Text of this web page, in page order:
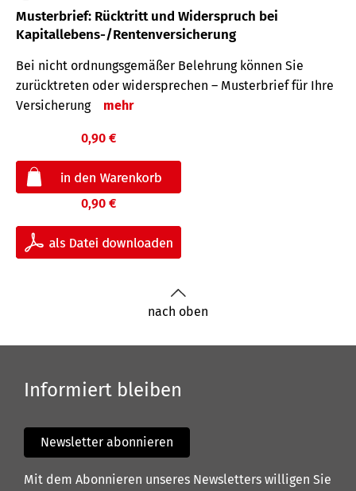
Musterbrief: Rücktritt und Widerspruch bei
Kapitallebens-/Rentenversicherung
Bei nicht ordnungsgemäßer Belehrung können Sie
zurücktreten oder widersprechen – Musterbrief für Ihre
Versicherung
mehr
0,90 €
0,90 €
nach oben
Informiert bleiben
Newsletter abonnieren
Mit dem Abonnieren unseres Newsletters willigen Sie